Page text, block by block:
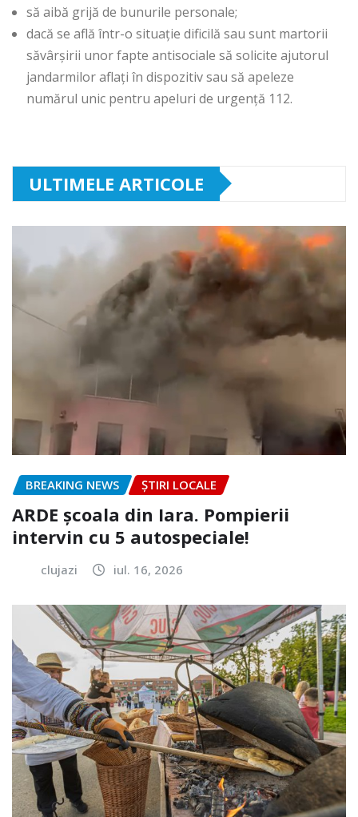
să aibă grijă de bunurile personale;
dacă se află într-o situație dificilă sau sunt martorii
săvârșirii unor fapte antisociale să solicite ajutorul
jandarmilor aflați în dispozitiv sau să apeleze
numărul unic pentru apeluri de urgenţă 112.
ULTIMELE ARTICOLE
BREAKING NEWS ȘTIRI LOCALE
ARDE școala din Iara. Pompierii
intervin cu 5 autospeciale!
clujazi iul. 16, 2026